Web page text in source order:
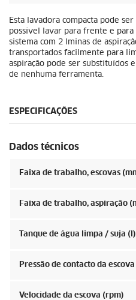
Esta lavadora compacta pode
possível lavar para frente e
sistema com 2 lminas de
transportados facilmente para
aspiração pode ser substituídos
de nenhuma ferramenta.
ESPECIFICAÇÕES
Dados técnicos
Faixa de trabalho, escovas
Faixa de trabalho, aspiração
Tanque de água limpa / suja (l)
Pressão de contacto da
Velocidade da escova (rpm)